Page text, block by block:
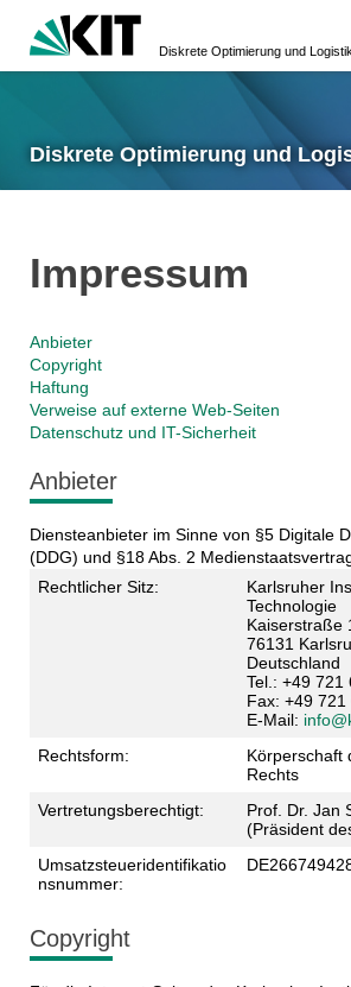
Diskrete Optimierung und Logistik
Diskrete Optimierung und
Impressum
Anbieter
Copyright
Haftung
Verweise auf externe Web-Seiten
Datenschutz und IT-Sicherheit
Anbieter
Diensteanbieter im Sinne von §5 Digitale
(DDG) und §18 Abs. 2
Rechtlicher Sitz:
Karlsruher
Technologie
Kaiserstraße
76131
Deutschland
Tel.: +49 721
Fax: +49
E-Mail:
Rechtsform:
Körperschaft
Rechts
Vertretungsberechtigt:
Prof. Dr. Jan
(Präsident
Umsatzsteueridentifikatio
nsnummer:
Copyright